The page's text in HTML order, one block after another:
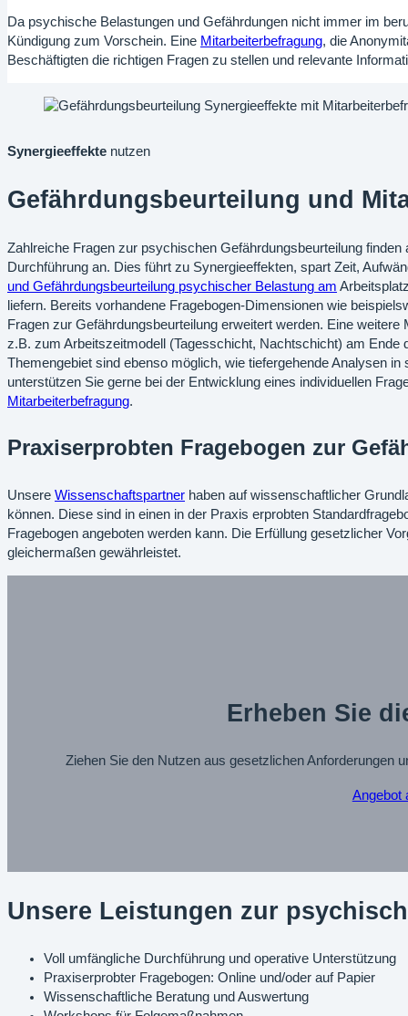
Da psychische Belastungen und Gefährdungen nicht immer im
Kündigung zum Vorschein. Eine Mitarbeiterbefragung, die
Beschäftigten die richtigen Fragen zu stellen und relevante
Synergieeffekte nutzen
Gefährdungsbeurteilung und
Zahlreiche Fragen zur psychischen Gefährdungsbeurteilung
Durchführung an. Dies führt zu Synergieeffekten, spart Zeit,
und Gefährdungsbeurteilung psychischer Belastung am
liefern. Bereits vorhandene Fragebogen-Dimensionen wie
Fragen zur Gefährdungsbeurteilung erweitert werden. Eine
z.B. zum Arbeitszeitmodell (Tagesschicht, Nachtschicht) am
Themengebiet sind ebenso möglich, wie tiefergehende Analysen
unterstützen Sie gerne bei der Entwicklung eines individuellen
Mitarbeiterbefragung.
Praxiserprobten Fragebogen zur
Unsere Wissenschaftspartner haben auf wissenschaftlicher
können. Diese sind in einen in der Praxis erprobten
Fragebogen angeboten werden kann. Die Erfüllung gesetzlicher
gleichermaßen gewährleistet.
Erheben Sie
Ziehen Sie den Nutzen aus gesetzlichen Anforderungen
Angebot
Unsere Leistungen zur
Voll umfängliche Durchführung und operative Unterstützung
Praxiserprobter Fragebogen: Online und/oder auf Papier
Wissenschaftliche Beratung und Auswertung